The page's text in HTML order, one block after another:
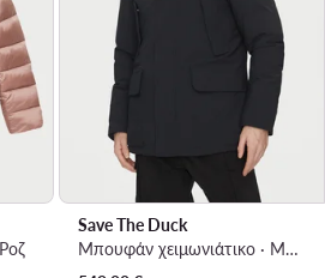
Save The Duck
Μπουφάν χειμωνιάτικο · Μαύρο